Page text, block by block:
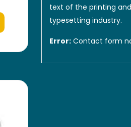
text of the printing and
typesetting industry.
Error:Contact form